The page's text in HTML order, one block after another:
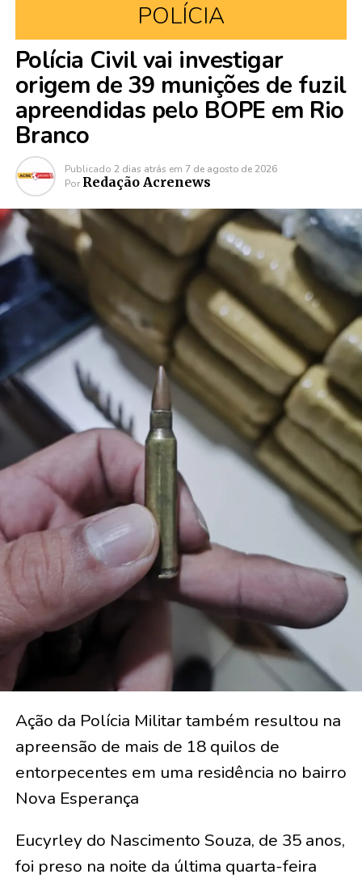
POLÍCIA
Polícia Civil vai investigar
origem de 39 munições de fuzil
apreendidas pelo BOPE em Rio
Branco
Publicado 2 dias atrás em 7 de agosto de 2026
Por Redação Acrenews
Ação da Polícia Militar também resultou na
apreensão de mais de 18 quilos de
entorpecentes em uma residência no bairro
Nova Esperança
Eucyrley do Nascimento Souza, de 35 anos,
foi preso na noite da última quarta-feira